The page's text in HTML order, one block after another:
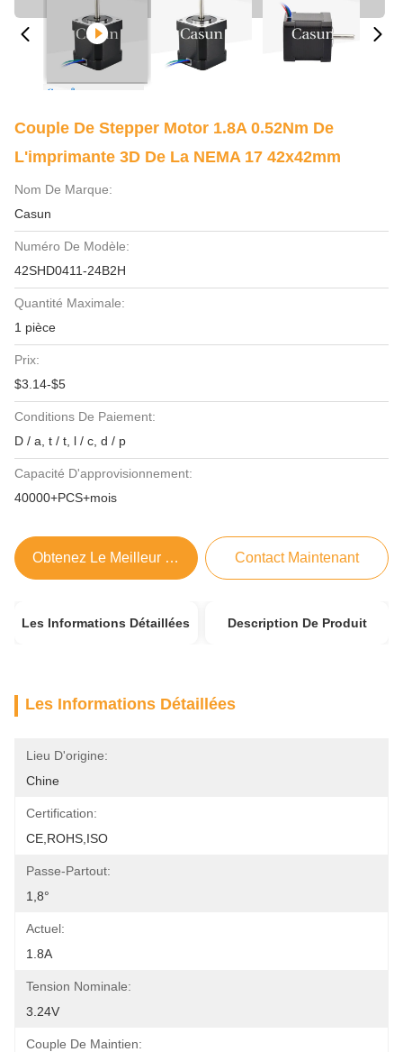
Couple De Stepper Motor 1.8A 0.52Nm De
L'imprimante 3D De La NEMA 17 42x42mm
Nom De Marque:
Casun
Numéro De Modèle:
42SHD0411-24B2H
Quantité Maximale:
1 pièce
Prix:
$3.14-$5
Conditions De Paiement:
D / a, t / t, l / c, d / p
Capacité D'approvisionnement:
40000+PCS+mois
Obtenez Le Meilleur Prix Contact Maintenant
Les Informations Détaillées Description De Produit
Les Informations Détaillées
Lieu D'origine:
Chine
Certification:
CE,ROHS,ISO
Passe-Partout:
1,8°
Actuel:
1.8A
Tension Nominale:
3.24V
Couple De Maintien: